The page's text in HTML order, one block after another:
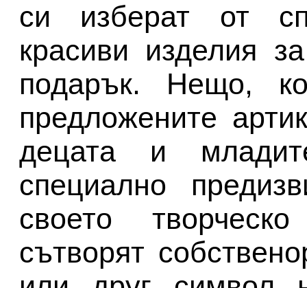
си изберат от
красиви изделия
подарък. Нещо,
предложените
децата и
специално
своето
сътворят